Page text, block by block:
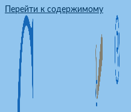
Перейти к содержимому